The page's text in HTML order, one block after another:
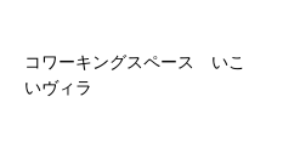
コワーキングスペース いこ
いヴィラ